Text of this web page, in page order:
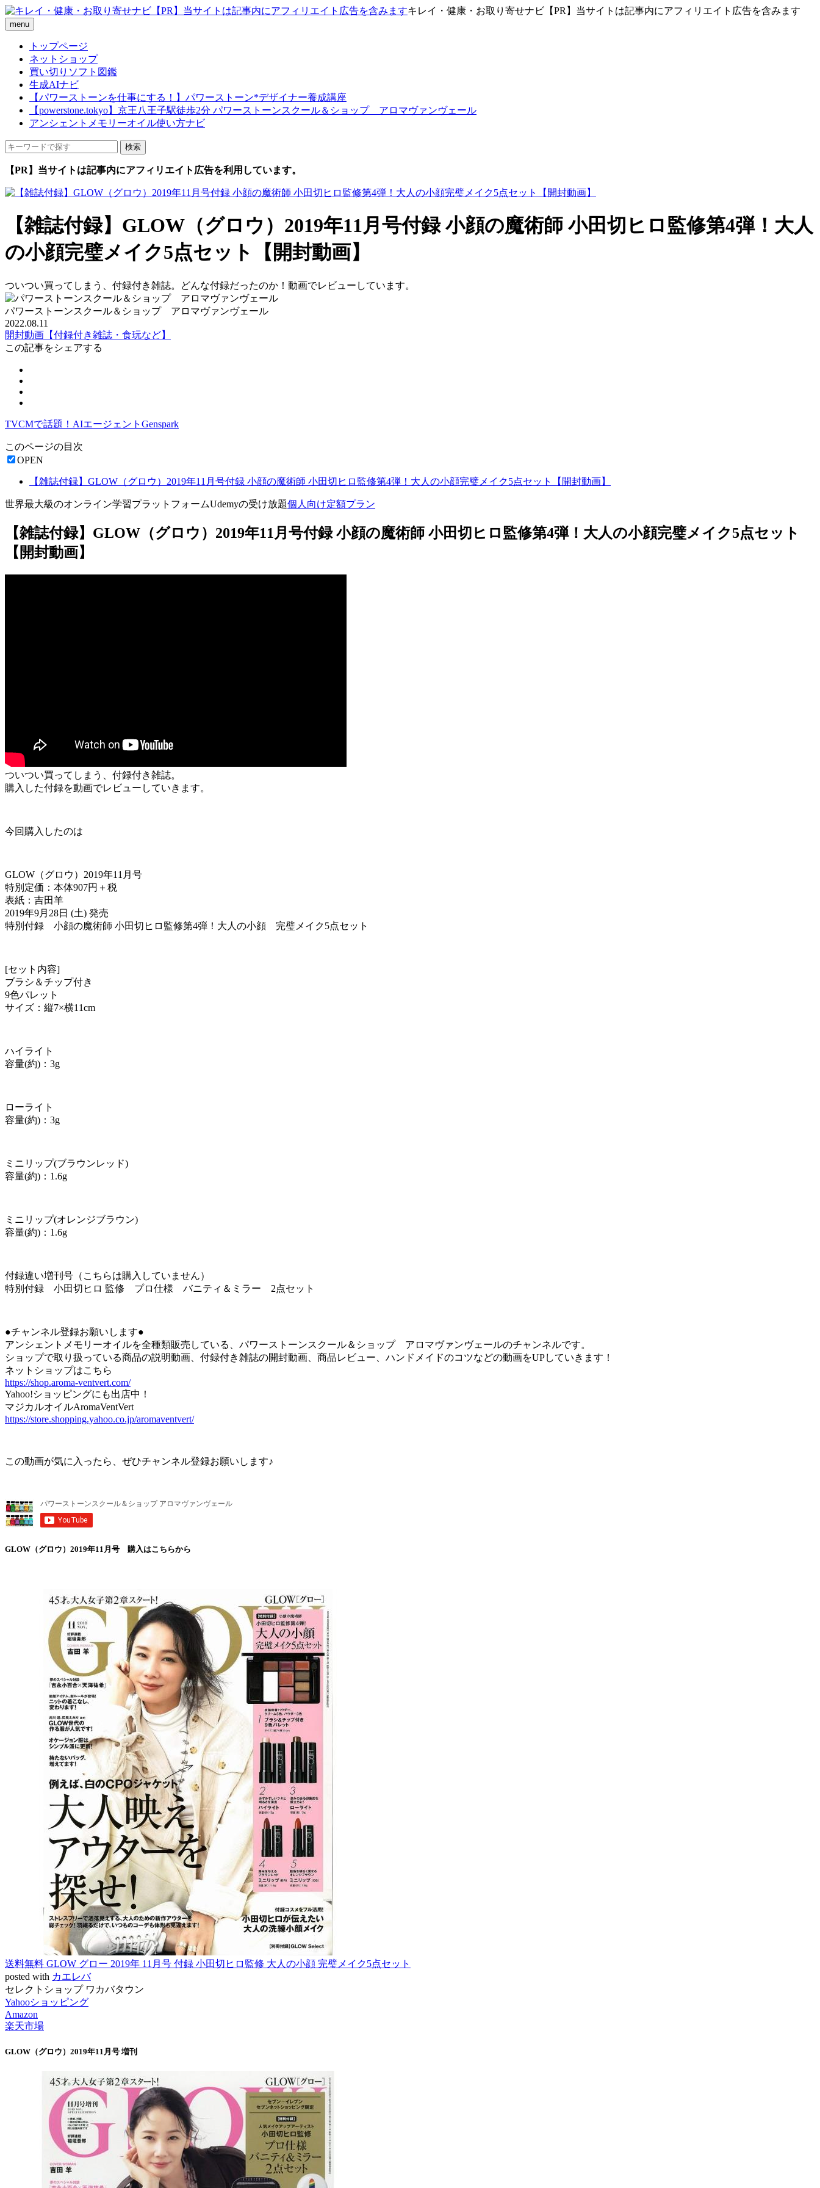
キレイ・健康・お取り寄せナビ【PR】当サイトは記事内にアフィリエイト広告を含みます
menu
トップページ
ネットショップ
買い切りソフト図鑑
生成AIナビ
【パワーストーンを仕事にする！】パワーストーン*デザイナー養成講座
【powerstone.tokyo】京王八王子駅徒歩2分 パワーストーンスクール＆ショップ アロマヴァンヴェール
アンシェントメモリーオイル使い方ナビ
【PR】当サイトは記事内にアフィリエイト広告を利用しています。
【雑誌付録】GLOW（グロウ）2019年11月号付録 小顔の魔術師 小田切ヒロ監修第4弾！大人
の小顔完璧メイク5点セット【開封動画】
ついつい買ってしまう、付録付き雑誌。どんな付録だったのか！動画でレビューしています。
パワーストーンスクール＆ショップ アロマヴァンヴェール
2022.08.11
開封動画【付録付き雑誌・食玩など】
この記事をシェアする
TVCMで話題！AIエージェントGenspark
このページの目次
OPEN
【雑誌付録】GLOW（グロウ）2019年11月号付録 小顔の魔術師 小田切ヒロ監修第4弾！大人の小顔完璧メイク5点セット【開封動画】
世界最大級のオンライン学習プラットフォームUdemyの受け放題個人向け定額プラン
【雑誌付録】GLOW（グロウ）2019年11月号付録 小顔の魔術師 小田切ヒロ監修第4弾！大人の小顔完璧メイク5点セット
【開封動画】
ついつい買ってしまう、付録付き雑誌。
購入した付録を動画でレビューしていきます。
今回購入したのは
GLOW（グロウ）2019年11月号
特別定価：本体907円＋税
表紙：吉田羊
2019年9月28日 (土) 発売
特別付録 小顔の魔術師 小田切ヒロ監修第4弾！大人の小顔 完璧メイク5点セット
[セット内容]
ブラシ＆チップ付き
9色パレット
サイズ：縦7×横11cm
ハイライト
容量(約)：3g
ローライト
容量(約)：3g
ミニリップ(ブラウンレッド)
容量(約)：1.6g
ミニリップ(オレンジブラウン)
容量(約)：1.6g
付録違い増刊号（こちらは購入していません）
特別付録 小田切ヒロ 監修 プロ仕様 バニティ＆ミラー 2点セット
●チャンネル登録お願いします●
アンシェントメモリーオイルを全種類販売している、パワーストーンスクール＆ショップ アロマヴァンヴェールのチャンネルです。
ショップで取り扱っている商品の説明動画、付録付き雑誌の開封動画、商品レビュー、ハンドメイドのコツなどの動画をUPしていきます！
ネットショップはこちら
https://shop.aroma-ventvert.com/
Yahoo!ショッピングにも出店中！
マジカルオイルAromaVentVert
https://store.shopping.yahoo.co.jp/aromaventvert/
この動画が気に入ったら、ぜひチャンネル登録お願いします♪
GLOW（グロウ）2019年11月号 購入はこちらから
送料無料 GLOW グロー 2019年 11月号 付録 小田切ヒロ監修 大人の小顔 完璧メイク5点セット
posted with カエレバ
セレクトショップ ワカバタウン
Yahooショッピング
Amazon
楽天市場
GLOW（グロウ）2019年11月号 増刊